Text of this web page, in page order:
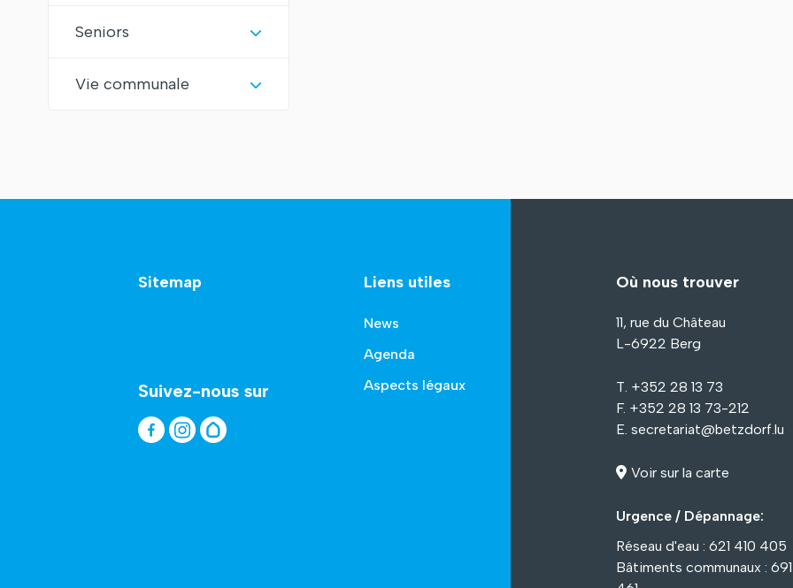
Seniors
Vie communale
Sitemap
Suivez-nous sur
Liens utiles
News
Agenda
Aspects légaux
Où nous trouver
11, rue du Château
L-6922 Berg
T. +352 28 13 73
F. +352 28 13 73-212
E. secretariat@betzdorf.lu
Voir sur la carte
Urgence / Dépannage:
Réseau d'eau : 621 410 405
Bâtiments communaux :